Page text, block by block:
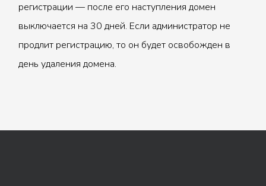
регистрации — после его наступления домен
выключается на 30 дней. Если администратор не
продлит регистрацию, то он будет освобожден в
день удаления домена.